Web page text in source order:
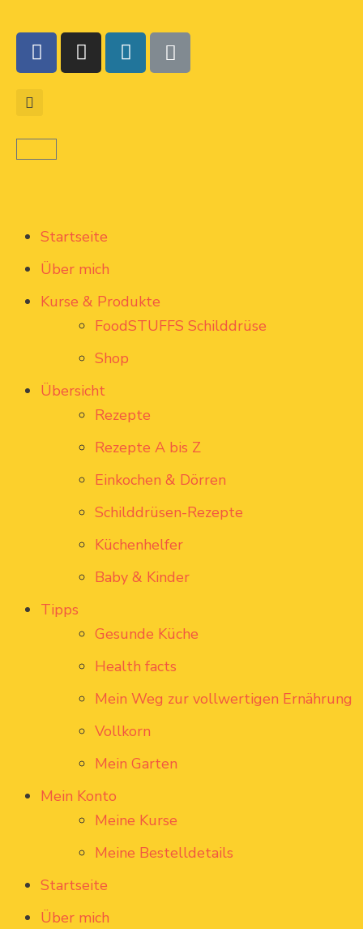
Startseite
Über mich
Kurse & Produkte
FoodSTUFFS Schilddrüse
Shop
Übersicht
Rezepte
Rezepte A bis Z
Einkochen & Dörren
Schilddrüsen-Rezepte
Küchenhelfer
Baby & Kinder
Tipps
Gesunde Küche
Health facts
Mein Weg zur vollwertigen Ernährung
Vollkorn
Mein Garten
Mein Konto
Meine Kurse
Meine Bestelldetails
Startseite
Über mich